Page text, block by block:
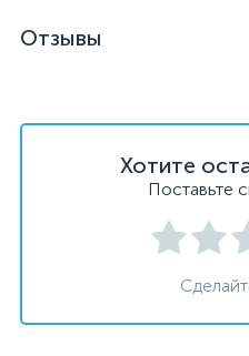
Отзывы
Хотите
Поставьте